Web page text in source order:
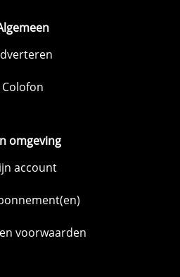
Colofon
omgeving
account
voorwaarden